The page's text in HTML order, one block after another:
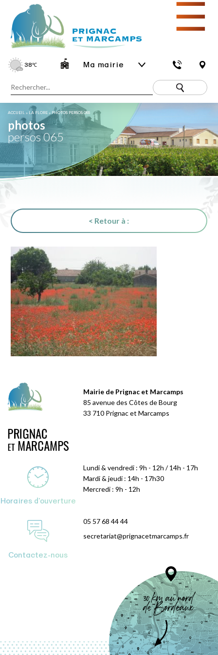
38℃ Ma mairie
☰
ACCUEIL » LA FLORE » PHOTOS PERSOS 065
photos
persos 065
< Retour à :
Mairie de Prignac et Marcamps
85 avenue des Côtes de Bourg
33 710 Prignac et Marcamps
Horaires d'ouverture
Lundi & vendredi : 9h - 12h / 14h - 17h
Mardi & jeudi : 14h - 17h30
Mercredi : 9h - 12h
Contactez-nous
05 57 68 44 44
secretariat@prignacetmarcamps.fr